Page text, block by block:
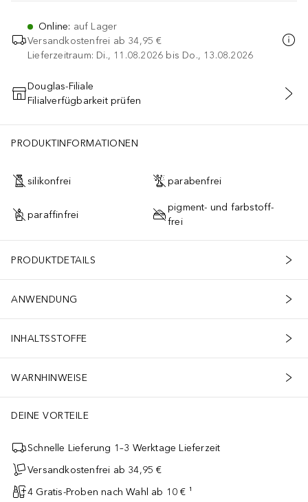
Online: auf Lager
Versandkostenfrei ab 34,95 €
Lieferzeitraum: Di., 11.08.2026 bis Do., 13.08.2026
IN DEN WARENKORB
Douglas-Filiale
Filialverfügbarkeit prüfen
PRODUKTINFORMATIONEN
silikonfrei parabenfrei
paraffinfrei
pigment- und farbstoff-
frei
PRODUKTDETAILS
ANWENDUNG
INHALTSSTOFFE
WARNHINWEISE
DEINE VORTEILE
Schnelle Lieferung 1–3 Werktage Lieferzeit
Versandkostenfrei ab 34,95 €
4 Gratis-Proben nach Wahl ab 10 € ¹